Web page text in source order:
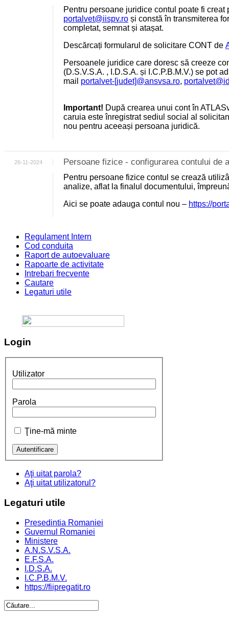
Pentru persoane juridice contul poate fi
portalvet@iispv.ro și constă în transmiterea
completat, semnat și atașat.
Descărcați formularul de solicitare CONT de
Persoanele juridice care doresc să creeze
(D.S.V.S.A. , I.D.S.A. și I.C.P.B.M.V.) se pot
mail portalvet-[judet]@ansvsa.ro,
Important! După crearea unui cont în
caruia este înregistrat sediul social al
nou pentru aceeași persoana juridică.
26-11-2024 Persoane fizice - configurarea contului de
Pentru persoane fizice contul se crează
analize, aflat la finalul documentului,
Aici se poate adauga contul nou – https://
Regulament Intern
Cod conduita
Raport de autoevaluare
Rapoarte de activitate
Intrebari frecvente
Cautare
Legaturi utile
Login
Utilizator
Parola
Ţine-mă minte
Aţi uitat parola?
Aţi uitat utilizatorul?
Legaturi utile
Presedintia Romaniei
Guvernul Romaniei
Ministere
A.N.S.V.S.A.
E.F.S.A.
I.D.S.A.
I.C.P.B.M.V.
https://fiipregatit.ro